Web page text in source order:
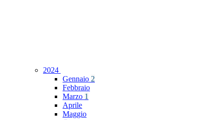
2024
Gennaio 2
Febbraio
Marzo 1
Aprile
Maggio